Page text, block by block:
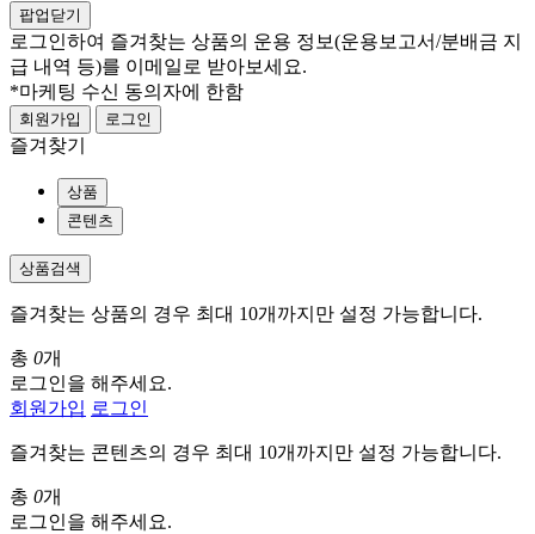
팝업닫기
로그인하여 즐겨찾는 상품의 운용 정보(운용보고서/분배금 지
급 내역 등)를 이메일로 받아보세요.
*마케팅 수신 동의자에 한함
회원가입 로그인
즐겨찾기
상품
콘텐츠
상품검색
즐겨찾는 상품의 경우 최대 10개까지만 설정 가능합니다.
총 0개
로그인을 해주세요.
회원가입 로그인
즐겨찾는 콘텐츠의 경우 최대 10개까지만 설정 가능합니다.
총 0개
로그인을 해주세요.